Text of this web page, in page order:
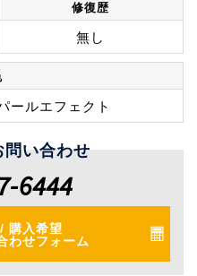
修復歴
無し
ールエフェクト
問い合わせ
6444
購入希望
わせフォーム